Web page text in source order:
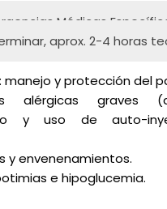
Médicas
aprox. 2-4 horas
manejo y protección del
alérgicas graves
y uso de auto-
y envenenamientos.
e hipoglucemia.